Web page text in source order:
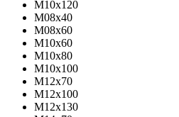
М10х120
М08х40
М08х60
М10х60
М10х80
М10х100
М12х70
М12х100
М12х130